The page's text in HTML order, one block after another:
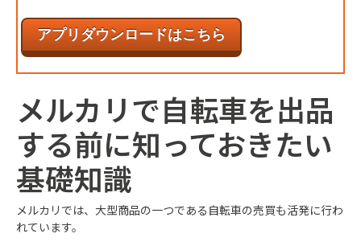
アプリダウンロードはこちら
メルカリで自転車を出品
する前に知っておきたい
基礎知識
メルカリでは、大型商品の一つである自転車の売買も活発に行わ
れています。